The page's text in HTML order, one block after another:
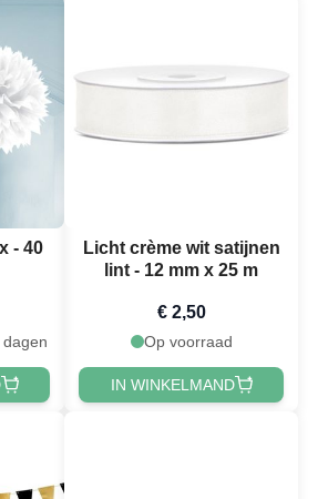
- 40
Licht crème wit satijnen
lint - 12 mm x 25 m
€ 2,50
Op voorraad
IN WINKELMAND